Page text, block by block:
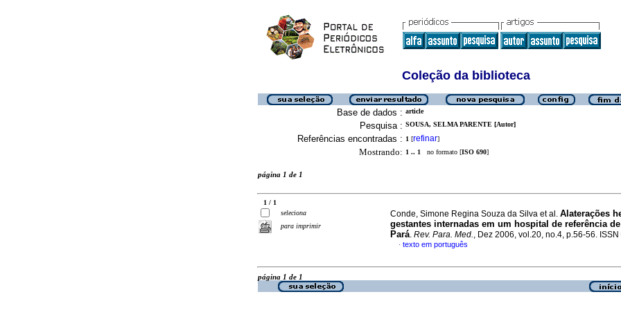
Coleção da biblioteca
Base de dados : article
Pesquisa : SOUSA, SELMA PARENTE [Autor]
Referências encontradas : 1 [refinar]
Mostrando: 1 .. 1 no formato [ISO 690]
página 1 de 1
1 / 1
seleciona
para imprimir
Conde, Simone Regina Souza da Silva et al. Alaterações
gestantes internadas em um hospital de referência
Pará. Rev. Para. Med., Dez 2006, vol.20, no.4, p.56-56.
· texto em português
página 1 de 1